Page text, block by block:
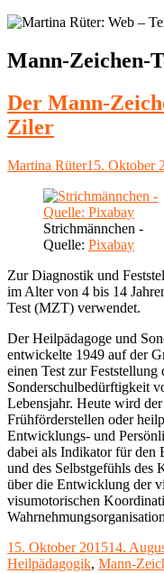
Schlagwort:
Mann-Zeichen-
Der Mann-
Ziler
Autor
Martina RüterVeröffentlicht
15. Oktober
Strichmännchen -
Quelle: Pixabay
Zur Diagnostik und
im Alter von 4 bis 14
Test (MZT) verwendet.
Der Heilpädagoge und
entwickelte 1949 auf der
einen Test zur Feststellung
Sonderschulbedürftigkeit
Lebensjahr. Heute wird
Frühförderstellen oder
Entwicklungs- und
dabei als Indikator für den
und des Selbstgefühls des
über die Entwicklung der
visumotorischen
Veröffentlicht
am
15. Oktober 201514.
Heilpädagogik, Mann-